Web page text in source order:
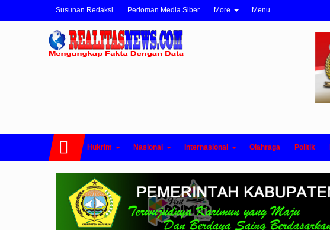
Susunan Redaksi Pedoman Media Siber More Menu
Hukrim Nasional Internasional Olahraga Politik